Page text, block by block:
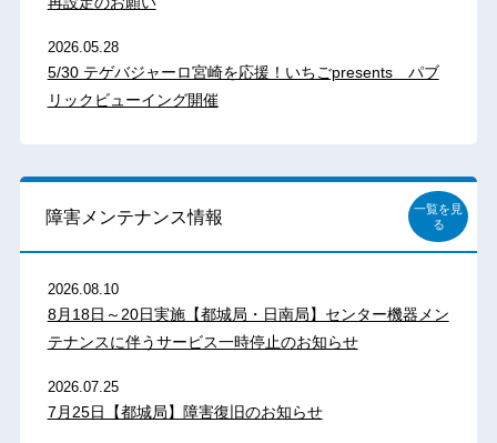
2026.05.28
5/30 テゲバジャーロ宮崎を応援！いちごpresents パブ
リックビューイング開催
障害メンテナンス情報
一覧を見
る
2026.08.10
8月18日～20日実施【都城局・日南局】センター機器メン
テナンスに伴うサービス一時停止のお知らせ
2026.07.25
7月25日【都城局】障害復旧のお知らせ